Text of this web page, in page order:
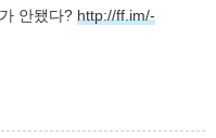
안됐다? http://ff.im/-